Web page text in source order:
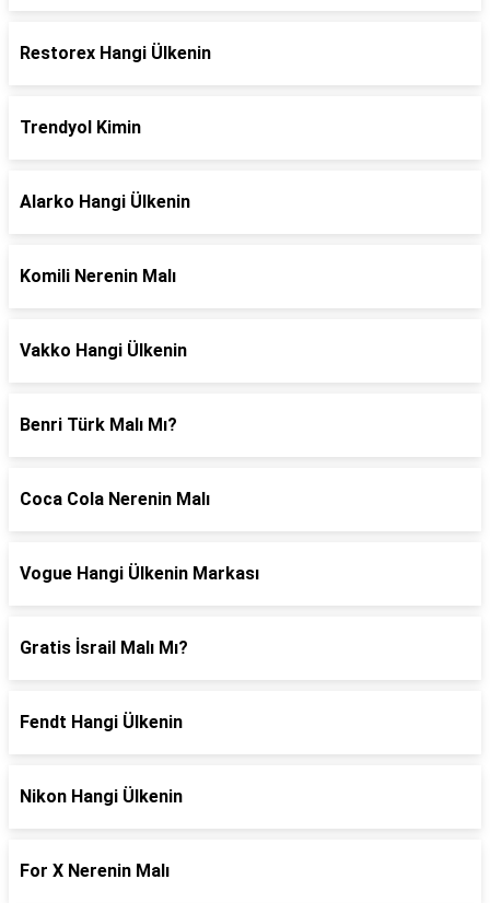
Restorex Hangi Ülkenin
Trendyol Kimin
Alarko Hangi Ülkenin
Komili Nerenin Malı
Vakko Hangi Ülkenin
Benri Türk Malı Mı?
Coca Cola Nerenin Malı
Vogue Hangi Ülkenin Markası
Gratis İsrail Malı Mı?
Fendt Hangi Ülkenin
Nikon Hangi Ülkenin
For X Nerenin Malı